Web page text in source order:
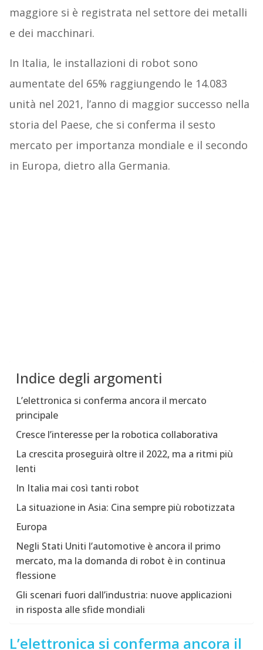
maggiore si è registrata nel settore dei metalli
e dei macchinari.
In Italia, le installazioni di robot sono
aumentate del 65% raggiungendo le 14.083
unità nel 2021, l’anno di maggior successo nella
storia del Paese, che si conferma il sesto
mercato per importanza mondiale e il secondo
in Europa, dietro alla Germania.
Indice degli argomenti
L’elettronica si conferma ancora il mercato
principale
Cresce l’interesse per la robotica collaborativa
La crescita proseguirà oltre il 2022, ma a ritmi più
lenti
In Italia mai così tanti robot
La situazione in Asia: Cina sempre più robotizzata
Europa
Negli Stati Uniti l’automotive è ancora il primo
mercato, ma la domanda di robot è in continua
flessione
Gli scenari fuori dall’industria: nuove applicazioni
in risposta alle sfide mondiali
L’elettronica si conferma ancora il